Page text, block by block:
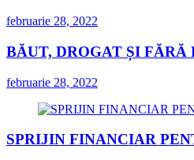
februarie 28, 2022
BĂUT, DROGAT ȘI
februarie 28, 2022
SPRIJIN FINANCIAR